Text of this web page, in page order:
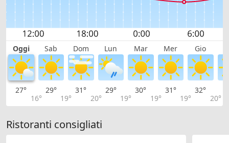
Oggi Sab Dom Lun Mar Mer Gio
27°
16°
29°
19°
31°
20°
29°
19°
30°
19°
31°
19°
32°
20°
Ristoranti consigliati